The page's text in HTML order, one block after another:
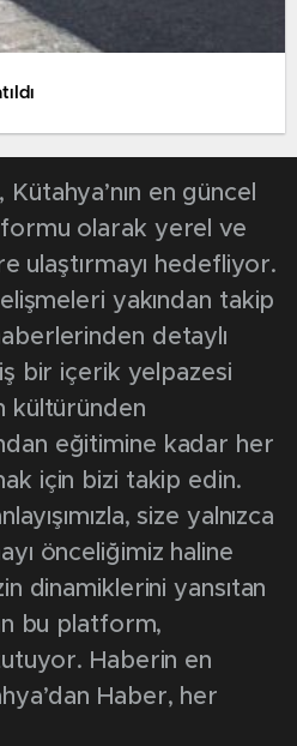
en güncel
olarak yerel ve
ulaştırmayı hedefliyor.
yakından takip
detaylı
bir içerik yelpazesi
kültüründen
eğitimine kadar her
için bizi takip edin.
size yalnızca
önceliğimiz haline
dinamiklerini yansıtan
bu platform,
tutuyor. Haberin en
Haber, her